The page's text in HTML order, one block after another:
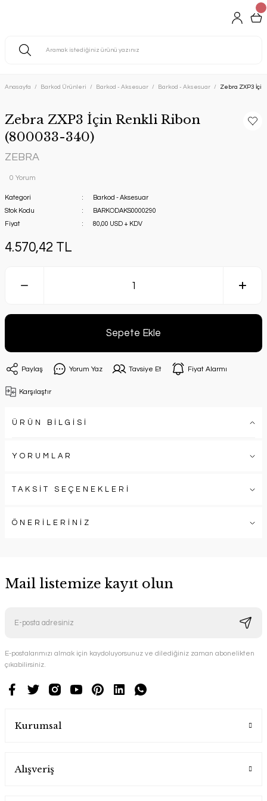
Anasayfa Barkod Ürünleri Barkod - Aksesuar Barkod - Aksesuar Zebra ZXP3 İçin
Zebra ZXP3 İçin Renkli Ribon
(800033-340)
ZEBRA
0 Yorum
Kategori
Barkod - Aksesuar
Stok Kodu
BARKODAKS0000290
Fiyat
80,00 USD + KDV
4.570,42 TL
Sepete Ekle
Paylaş Yorum Yaz Tavsiye Et Fiyat Alarmı
Karşılaştır
ÜRÜN BİLGİSİ
YORUMLAR
TAKSİT SEÇENEKLERİ
ÖNERİLERİNİZ
Mail listemize kayıt olun
E-postalarımızı almak için kaydoluyorsunuz ve dilediğiniz zaman abonelikten
çıkabilirsiniz.
Kurumsal
Alışveriş